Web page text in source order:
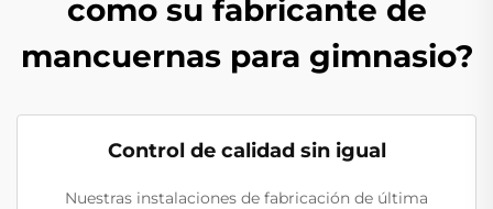
como su fabricante de
mancuernas para gimnasio?
Control de calidad sin igual
Nuestras instalaciones de fabricación de última